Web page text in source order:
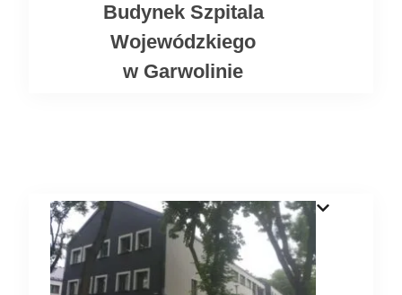
Budynek Szpitala
Wojewódzkiego
w Garwolinie